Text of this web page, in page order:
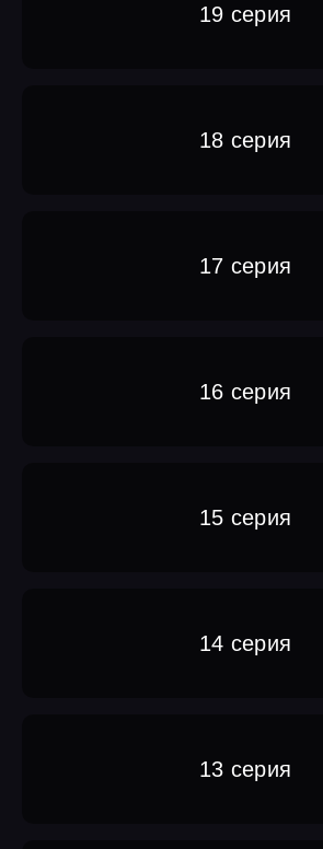
19 серия
18 серия
17 серия
16 серия
15 серия
14 серия
13 серия